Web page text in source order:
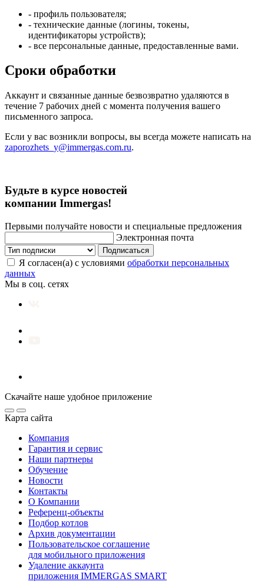
- профиль пользователя;
- технические данные (логины, токены,
идентификаторы устройств);
- все персональные данные, предоставленные вами.
Сроки обработки
Аккаунт и связанные данные безвозвратно удаляются в
течение 7 рабочих дней с момента получения вашего
письменного запроса.
Если у вас возникли вопросы, вы всегда можете написать на
zaporozhets_y@immergas.com.ru.
Будьте в курсе новостей
компании Immergas!
Первыми получайте новости и специальные предложения
Электронная почта
Подписаться
Я согласен(а) с условиями обработки персональных
данных
Мы в соц. сетях
Скачайте наше удобное приложение
Карта сайта
Компания
Гарантия и сервис
Наши партнеры
Обучение
Новости
Контакты
О Компании
Референц-объекты
Подбор котлов
Архив документации
Пользовательское соглашение
для мобильного приложения
Удаление аккаунта
приложения IMMERGAS SMART